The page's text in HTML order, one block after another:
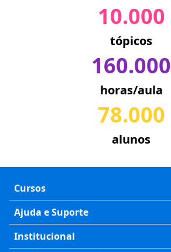
10.000
tópicos
160.000
horas/aula
78.000
alunos
Cursos
Exatas
Humanas
Saúde
Ajuda e Suporte
Meus Cursos
Institucional